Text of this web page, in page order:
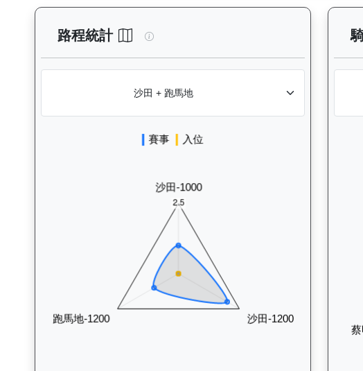
路程統計 閃電奇駿（L362）— 路程統計分